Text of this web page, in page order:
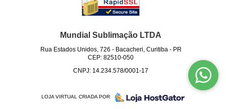
Mundial Sublimação LTDA
Rua Estados Unidos, 726 - Bacacheri, Curitiba - PR
CEP: 82510-050
CNPJ: 14.234.578/0001-17
LOJA VIRTUAL CRIADA POR